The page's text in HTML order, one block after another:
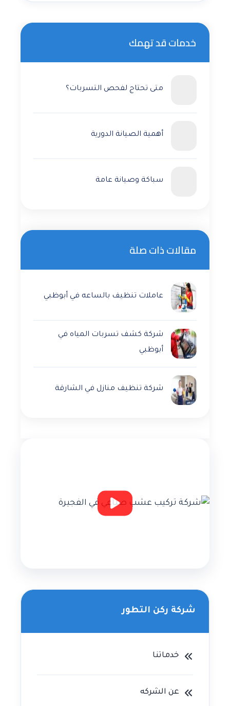
خدمات قد تهمك
متى تحتاج لفحص التسربات؟
أهمية الصيانة الدورية
سباكة وصيانة عامة
مقالات ذات صلة
عاملات تنظيف بالساعه في أبوظبي
شركة كشف تسربات المياه في
أبوظبي
شركة تنظيف منازل في الشارقة
شركة ركن التطور
خدماتنا
عن الشركه